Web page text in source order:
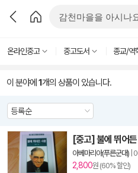
온라인중고 중고도서 종교/역
이 분야에 1개의 상품이 있습니다.
[중고] 불에 뛰어
아베마리아(푸른군대)
2,800원 (60% 할인)